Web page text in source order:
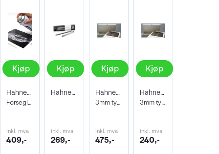
Kjøp
Hahnemühle Protective Spray 400ml
Forseglende og beskyttene lakk
inkl. mva
409,-
Kjøp
Hahnemühle Signing Pen Duo
inkl. mva
269,-
Kjøp
Hahnemühle Archive & Portfoliobox A2
3mm tykkelse 605x435x35 mm
inkl. mva
475,-
Kjøp
Hahnemühle Archive & Portfoliobox A3+
3mm tykkelse 32,9 x 48,3 cm
inkl. mva
240,-